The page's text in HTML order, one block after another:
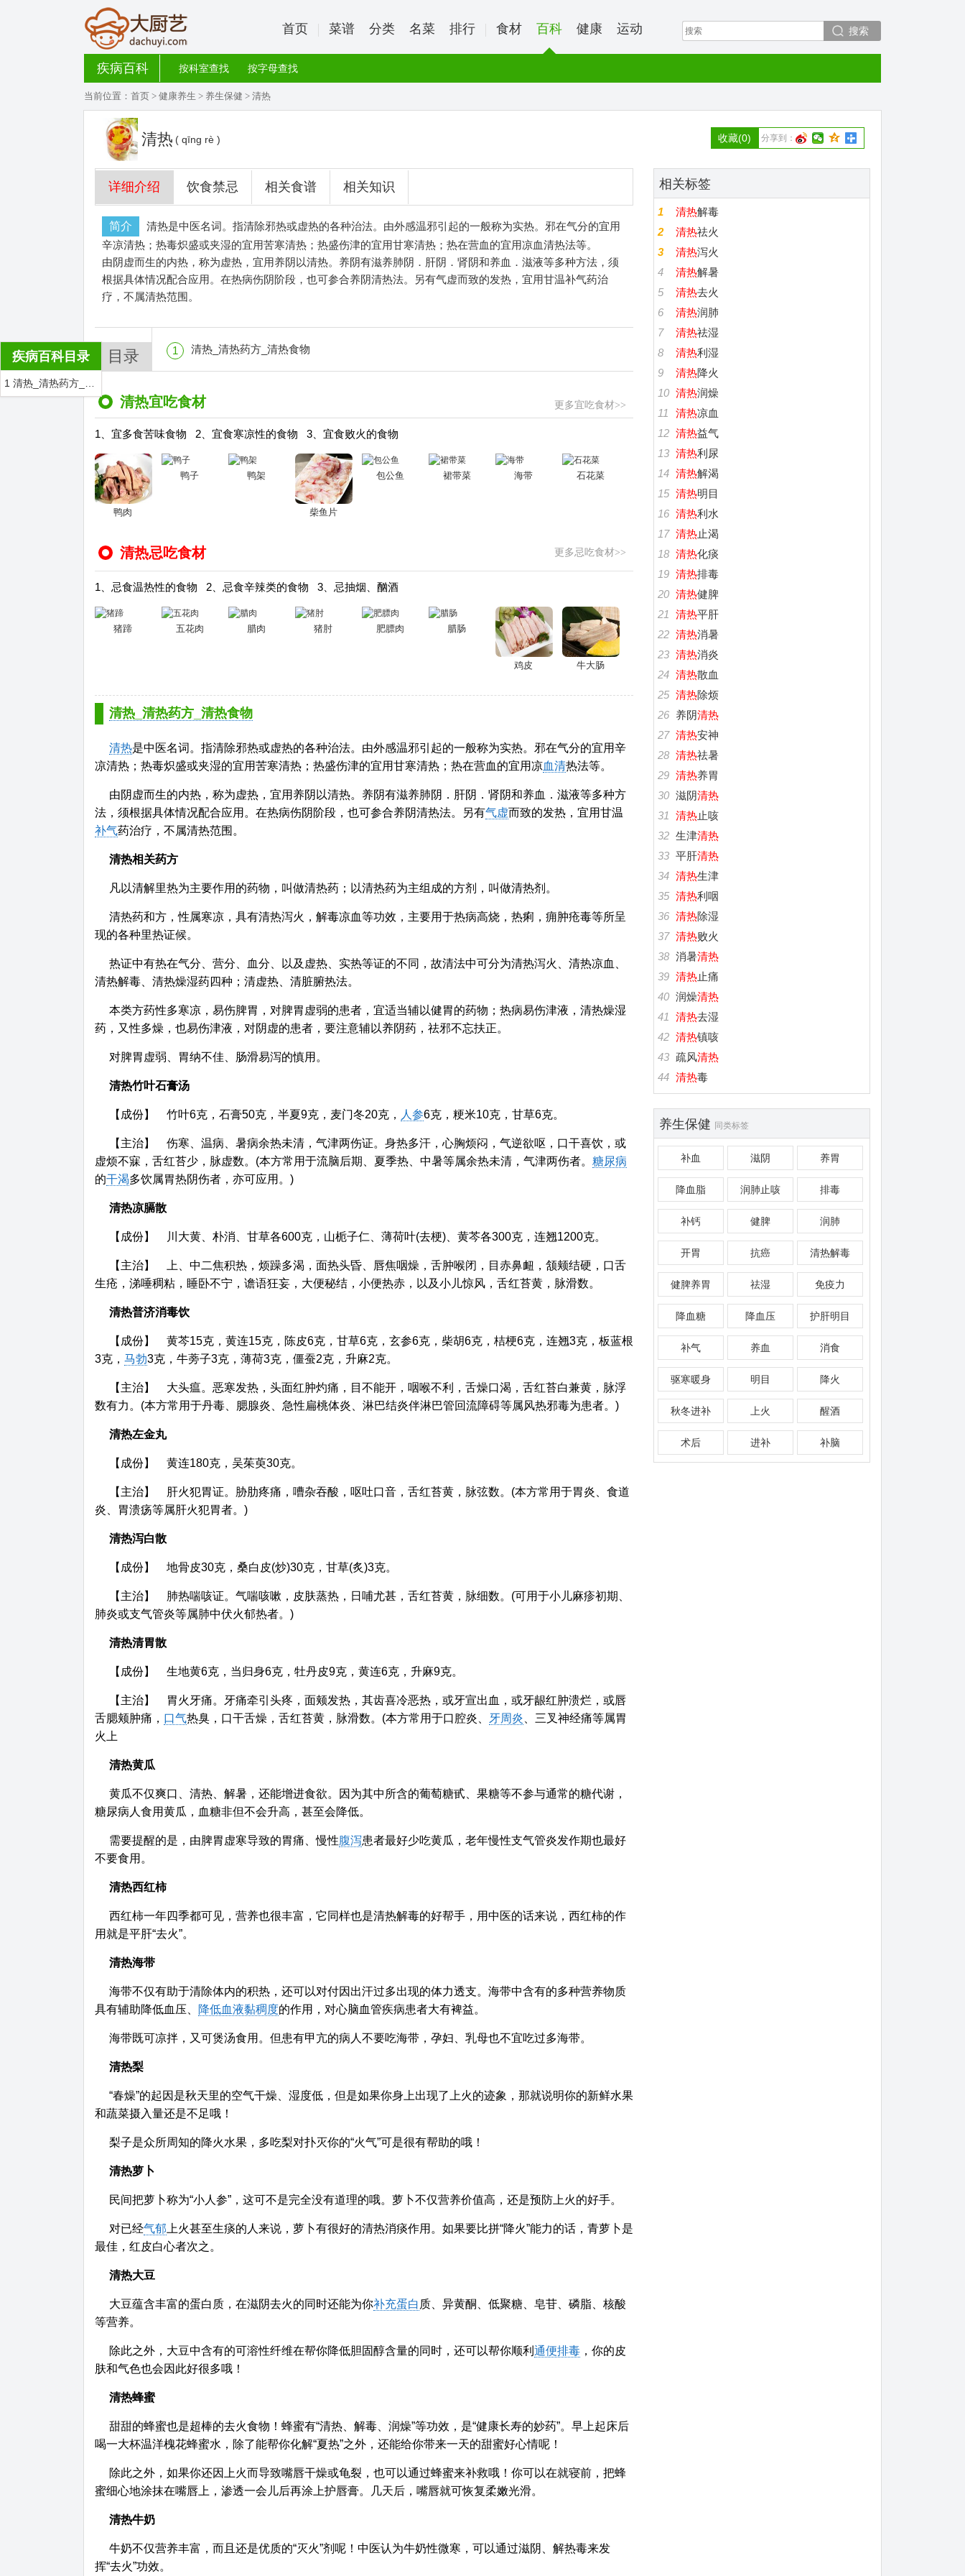
搜索
首页 菜谱 分类 名菜 排行 食材 百科 健康 运动
疾病百科 按科室查找 按字母查找
当前位置： 首页 > 健康养生 > 养生保健 > 清热
清热 ( qīng rè ) 分享到：
收藏(0)
详细介绍 饮食禁忌 相关食谱 相关知识
简介
清热是中医名词。指清除邪热或虚热的各种治法。由外感温邪引起的一般称为实热。邪在气分的宜用
辛凉清热；热毒炽盛或夹湿的宜用苦寒清热；热盛伤津的宜用甘寒清热；热在营血的宜用凉血清热法等。
由阴虚而生的内热，称为虚热，宜用养阴以清热。养阴有滋养肺阴．肝阴．肾阴和养血．滋液等多种方法，须
根据具体情况配合应用。在热病伤阴阶段，也可参合养阴清热法。另有气虚而致的发热，宜用甘温补气药治
疗，不属清热范围。
目录 1 清热_清热药方_清热食物
清热宜吃食材 更多宜吃食材>>
1、宜多食苦味食物 2、宜食寒凉性的食物 3、宜食败火的食物
鸭肉
鸭子 鸭架
柴鱼片
包公鱼 裙带菜 海带 石花菜
清热忌吃食材 更多忌吃食材>>
1、忌食温热性的食物 2、忌食辛辣类的食物 3、忌抽烟、酗酒
猪蹄 五花肉 腊肉 猪肘 肥膘肉 腊肠
鸡皮 牛大肠
清热_清热药方_清热食物
清热是中医名词。指清除邪热或虚热的各种治法。由外感温邪引起的一般称为实热。邪在气分的宜用辛
凉清热；热毒炽盛或夹湿的宜用苦寒清热；热盛伤津的宜用甘寒清热；热在营血的宜用凉血清热法等。
由阴虚而生的内热，称为虚热，宜用养阴以清热。养阴有滋养肺阴．肝阴．肾阴和养血．滋液等多种方
法，须根据具体情况配合应用。在热病伤阴阶段，也可参合养阴清热法。另有气虚而致的发热，宜用甘温
补气药治疗，不属清热范围。
清热相关药方
凡以清解里热为主要作用的药物，叫做清热药；以清热药为主组成的方剂，叫做清热剂。
清热药和方，性属寒凉，具有清热泻火，解毒凉血等功效，主要用于热病高烧，热痢，痈肿疮毒等所呈
现的各种里热证候。
热证中有热在气分、营分、血分、以及虚热、实热等证的不同，故清法中可分为清热泻火、清热凉血、
清热解毒、清热燥湿药四种；清虚热、清脏腑热法。
本类方药性多寒凉，易伤脾胃，对脾胃虚弱的患者，宜适当辅以健胃的药物；热病易伤津液，清热燥湿
药，又性多燥，也易伤津液，对阴虚的患者，要注意辅以养阴药，祛邪不忘扶正。
对脾胃虚弱、胃纳不佳、肠滑易泻的慎用。
清热竹叶石膏汤
【成份】 竹叶6克，石膏50克，半夏9克，麦门冬20克， 人参6克，粳米10克，甘草6克。
【主治】 伤寒、温病、暑病余热未清，气津两伤证。身热多汗，心胸烦闷，气逆欲呕，口干喜饮，或
虚烦不寐，舌红苔少，脉虚数。(本方常用于流脑后期、夏季热、中暑等属余热未清，气津两伤者。 糖尿病
的干渴多饮属胃热阴伤者，亦可应用。)
清热凉膈散
【成份】 川大黄、朴消、甘草各600克，山栀子仁、薄荷叶(去梗)、黄芩各300克，连翘1200克。
【主治】 上、中二焦积热，烦躁多渴，面热头昏、唇焦咽燥，舌肿喉闭，目赤鼻衄，颔颊结硬，口舌
生疮，涕唾稠粘，睡卧不宁，谵语狂妄，大便秘结，小便热赤，以及小儿惊风，舌红苔黄，脉滑数。
清热普济消毒饮
【成份】 黄芩15克，黄连15克，陈皮6克，甘草6克，玄参6克，柴胡6克，桔梗6克，连翘3克，板蓝根
3克， 马勃3克，牛蒡子3克，薄荷3克，僵蚕2克，升麻2克。
【主治】 大头瘟。恶寒发热，头面红肿灼痛，目不能开，咽喉不利，舌燥口渴，舌红苔白兼黄，脉浮
数有力。(本方常用于丹毒、腮腺炎、急性扁桃体炎、淋巴结炎伴淋巴管回流障碍等属风热邪毒为患者。)
清热左金丸
【成份】 黄连180克，吴茱萸30克。
【主治】 肝火犯胃证。胁肋疼痛，嘈杂吞酸，呕吐口音，舌红苔黄，脉弦数。(本方常用于胃炎、食道
炎、胃溃疡等属肝火犯胃者。)
清热泻白散
【成份】 地骨皮30克，桑白皮(炒)30克，甘草(炙)3克。
【主治】 肺热喘咳证。气喘咳嗽，皮肤蒸热，日哺尤甚，舌红苔黄，脉细数。(可用于小儿麻疹初期、
肺炎或支气管炎等属肺中伏火郁热者。)
清热清胃散
【成份】 生地黄6克，当归身6克，牡丹皮9克，黄连6克，升麻9克。
【主治】 胃火牙痛。牙痛牵引头疼，面颊发热，其齿喜冷恶热，或牙宣出血，或牙龈红肿溃烂，或唇
舌腮颊肿痛， 口气热臭，口干舌燥，舌红苔黄，脉滑数。(本方常用于口腔炎、 牙周炎 、三叉神经痛等属胃
火上
清热黄瓜
黄瓜不仅爽口、清热、解暑，还能增进食欲。因为其中所含的葡萄糖甙、果糖等不参与通常的糖代谢，
糖尿病人食用黄瓜，血糖非但不会升高，甚至会降低。
需要提醒的是，由脾胃虚寒导致的胃痛、慢性腹泻患者最好少吃黄瓜，老年慢性支气管炎发作期也最好
不要食用。
清热西红柿
西红柿一年四季都可见，营养也很丰富，它同样也是清热解毒的好帮手，用中医的话来说，西红柿的作
用就是平肝“去火”。
清热海带
海带不仅有助于清除体内的积热，还可以对付因出汗过多出现的体力透支。海带中含有的多种营养物质
具有辅助降低血压、
降低血液黏稠度的作用，对心脑血管疾病患者大有裨益。
海带既可凉拌，又可煲汤食用。但患有甲亢的病人不要吃海带，孕妇、乳母也不宜吃过多海带。
清热梨
“春燥”的起因是秋天里的空气干燥、湿度低，但是如果你身上出现了上火的迹象，那就说明你的新鲜水果
和蔬菜摄入量还是不足哦！
梨子是众所周知的降火水果，多吃梨对扑灭你的“火气”可是很有帮助的哦！
清热萝卜
民间把萝卜称为“小人参”，这可不是完全没有道理的哦。萝卜不仅营养价值高，还是预防上火的好手。
对已经气郁 上火甚至生痰的人来说，萝卜有很好的清热消痰作用。如果要比拼“降火”能力的话，青萝卜是
最佳，红皮白心者次之。
清热大豆
大豆蕴含丰富的蛋白质，在滋阴去火的同时还能为你补充蛋白 质、异黄酮、低聚糖、皂苷、磷脂、核酸
等营养。
除此之外，大豆中含有的可溶性纤维在帮你降低胆固醇含量的同时，还可以帮你顺利 通便排毒 ，你的皮
肤和气色也会因此好很多哦！
清热蜂蜜
甜甜的蜂蜜也是超棒的去火食物！蜂蜜有“清热、解毒、润燥”等功效，是“健康长寿的妙药”。早上起床后
喝一大杯温洋槐花蜂蜜水，除了能帮你化解“夏热”之外，还能给你带来一天的甜蜜好心情呢！
除此之外，如果你还因上火而导致嘴唇干燥或龟裂，也可以通过蜂蜜来补救哦！你可以在就寝前，把蜂
蜜细心地涂抹在嘴唇上，渗透一会儿后再涂上护唇膏。几天后，嘴唇就可恢复柔嫩光滑。
清热牛奶
牛奶不仅营养丰富，而且还是优质的“灭火”剂呢！中医认为牛奶性微寒，可以通过滋阴、解热毒来发
挥“去火”功效。
疾病百科目录
相关标签
1 清热解毒
2
清热祛火
3
清热泻火
4
清热解暑
5
清热去火
6
清热润肺
7
清热祛湿
8
清热利湿
9
清热降火
10 清热润燥
11
清热凉血
12 清热益气
13 清热利尿
14 清热解渴
15 清热明目
16 清热利水
17 清热止渴
18 清热化痰
19 清热排毒
20 清热健脾
21
清热平肝
22 清热消暑
23 清热消炎
24 清热散血
25 清热除烦
26 养阴清热
27 清热安神
28 清热祛暑
29 清热养胃
30 滋阴清热
31
清热止咳
32 生津清热
33 平肝清热
34 清热生津
35 清热利咽
36 清热除湿
37 清热败火
38 消暑清热
39 清热止痛
40 润燥清热
41
清热去湿
42 清热镇咳
43 疏风清热
44 清热毒
养生保健 同类标签
补血 滋阴 养胃
降血脂 润肺止咳 排毒
补钙 健脾 润肺
开胃 抗癌 清热解毒
健脾养胃 祛湿 免疫力
降血糖 降血压 护肝明目
补气 养血 消食
驱寒暖身 明目 降火
秋冬进补 上火 醒酒
术后 进补 补脑